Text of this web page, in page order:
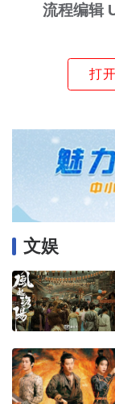
流程编辑
打开
文娱